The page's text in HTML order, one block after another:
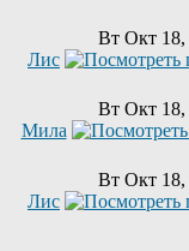
Вт Окт 18,
Лис
Вт Окт 18,
Мила
Вт Окт 18,
Лис